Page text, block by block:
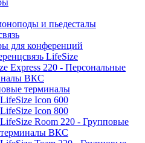
и пьедесталы
для конференций
LifeSize
Express 220 - Персональные
ВКС
терминалы
LifeSize Icon 600
LifeSize Icon 800
LifeSize Room 220 - Групповые
терминалы ВКС